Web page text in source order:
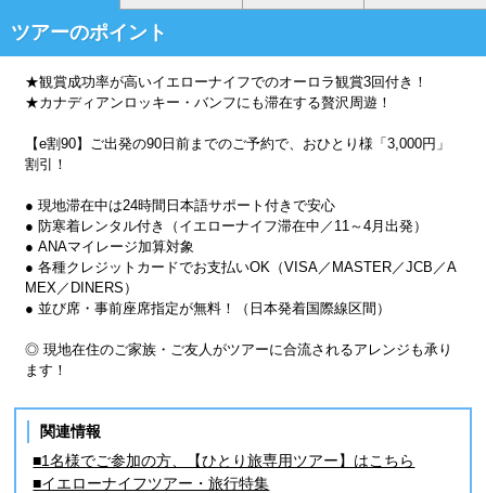
ツアーのポイント
★観賞成功率が高いイエローナイフでのオーロラ観賞3回付き！
★カナディアンロッキー・バンフにも滞在する贅沢周遊！
【e割90】ご出発の90日前までのご予約で、おひとり様「3,000円」
割引！
● 現地滞在中は24時間日本語サポート付きで安心
● 防寒着レンタル付き（イエローナイフ滞在中／11～4月出発）
● ANAマイレージ加算対象
● 各種クレジットカードでお支払いOK（VISA／MASTER／JCB／A
MEX／DINERS）
● 並び席・事前座席指定が無料！（日本発着国際線区間）
◎ 現地在住のご家族・ご友人がツアーに合流されるアレンジも承り
ます！
関連情報
■1名様でご参加の方、【ひとり旅専用ツアー】はこちら
■イエローナイフツアー・旅行特集